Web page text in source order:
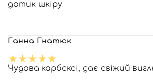
дотик шкіру
Ганна Гнатюк
Чудова карбоксі, дає свіжий